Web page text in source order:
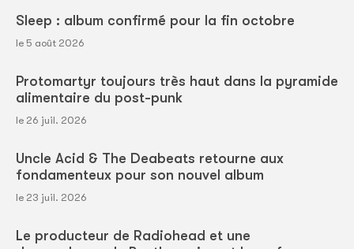
Sleep : album confirmé pour la fin octobre
le 5 août 2026
Protomartyr toujours très haut dans la pyramide
alimentaire du post-punk
le 26 juil. 2026
Uncle Acid & The Deabeats retourne aux
fondamenteux pour son nouvel album
le 23 juil. 2026
Le producteur de Radiohead et une